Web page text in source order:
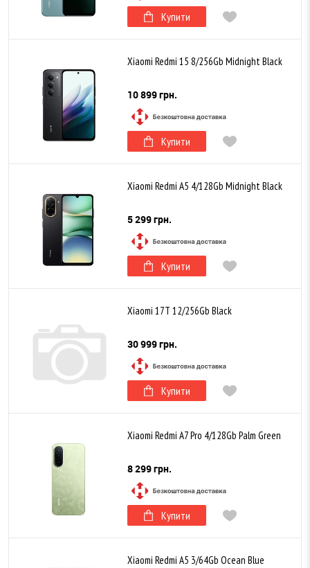
Купити
Xiaomi Redmi 15 8/256Gb Midnight Black
10 899 грн.
Купити
Xiaomi Redmi A5 4/128Gb Midnight Black
5 299 грн.
Купити
Xiaomi 17T 12/256Gb Black
30 999 грн.
Купити
Xiaomi Redmi A7 Pro 4/128Gb Palm Green
8 299 грн.
Купити
Xiaomi Redmi A5 3/64Gb Ocean Blue